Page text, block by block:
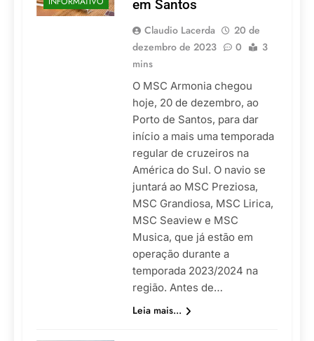
em Santos
Claudio Lacerda
20 de
dezembro de 2023
0
3
mins
O MSC Armonia chegou
hoje, 20 de dezembro, ao
Porto de Santos, para dar
início a mais uma temporada
regular de cruzeiros na
América do Sul. O navio se
juntará ao MSC Preziosa,
MSC Grandiosa, MSC Lirica,
MSC Seaview e MSC
Musica, que já estão em
operação durante a
temporada 2023/2024 na
região. Antes de…
Leia mais...